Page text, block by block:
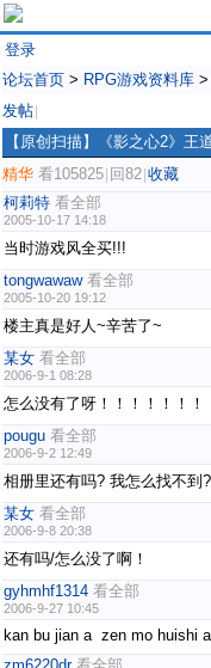
登录
论坛首页 > RPG游戏资料库 >
发帖
【原创扫描】《影之心2》王
精华 看105825 回82 收藏
柯莉特 看全部
2005-10-17 14:18
当时游戏风全买!!!
tongwawaw 看全部
2005-10-20 19:12
楼主真是好人~辛苦了~
某女 看全部
2006-9-1 08:28
怎么没有了呀！！！！！！！
pougu 看全部
2006-9-2 12:49
相册里还有吗? 我怎么找不到?
某女 看全部
2006-9-8 20:38
还有吗/怎么没了啊！
gyhmhf1314 看全部
2006-9-27 10:45
kan bu jian a zen mo huishi a